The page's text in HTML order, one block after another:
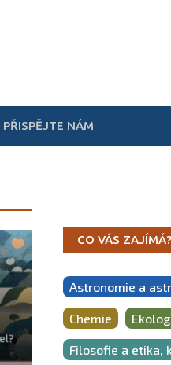
PŘISPĚJTE NÁM
CO VÁS ZAJÍMÁ?
Astronomie a
Chemie
Filosofie a etika,